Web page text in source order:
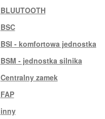
BLUUTOOTH
BSC
BSI - komfortowa jednostka
BSM - jednostka silnika
Centralny zamek
FAP
inny